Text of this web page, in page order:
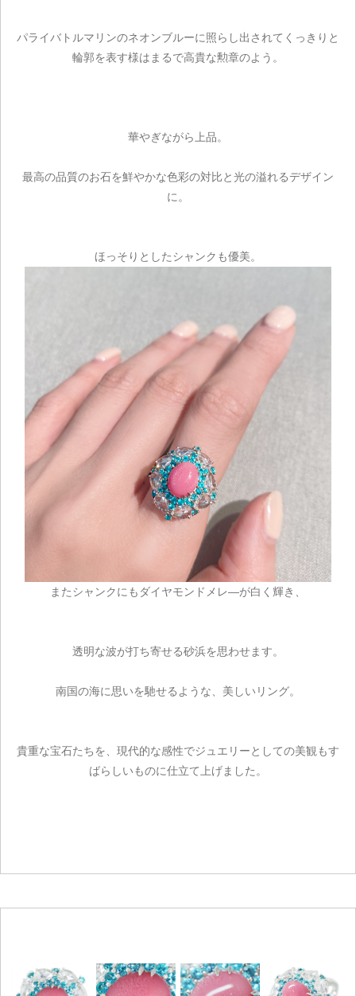
パライバトルマリンのネオンブルーに照らし出されてくっきりと
輪郭を表す様はまるで高貴な勲章のよう。
華やぎながら上品。
最高の品質のお石を鮮やかな色彩の対比と光の溢れるデザイン
に。
ほっそりとしたシャンクも優美。
またシャンクにもダイヤモンドメレ―が白く輝き、
透明な波が打ち寄せる砂浜を思わせます。
南国の海に思いを馳せるような、美しいリング。
貴重な宝石たちを、現代的な感性でジュエリーとしての美観もす
ばらしいものに仕立て上げました。